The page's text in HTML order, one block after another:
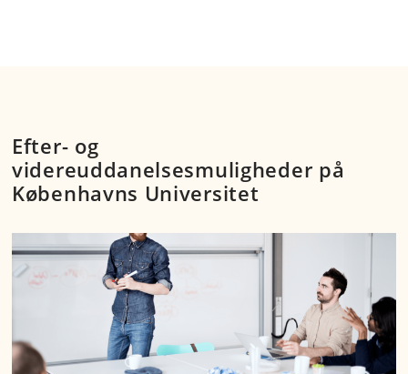
Efter- og
videreuddanelsesmuligheder på
Københavns Universitet